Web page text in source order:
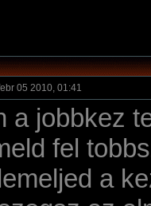
05 2010, 01:41
a jobbkez
fel
a